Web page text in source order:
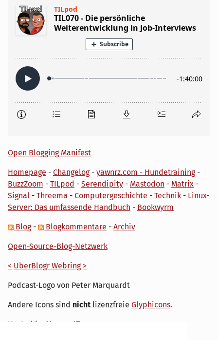
Open Blogging Manifest
Homepage - Changelog- yawnrz.com - Hundetraining-
BuzzZoom - TILpod - Serendipity - Mastodon - Matrix -
Signal - Threema - Computergeschichte - Technik - Linux-
Server: Das umfassende Handbuch - Bookwyrm
Blog- Blogkommentare - Archiv
Open-Source-Blog-Netzwerk
< UberBlogr Webring >
Podcast-Logo von Peter Marquardt
Andere Icons sind nicht lizenzfreie Glyphicons.
Hosted by My own IT.